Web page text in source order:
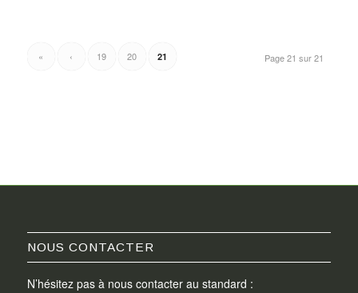
Page 21 sur 21
« ‹ 19 20 21
NOUS CONTACTER
N’hésitez pas à nous contacter au standard :